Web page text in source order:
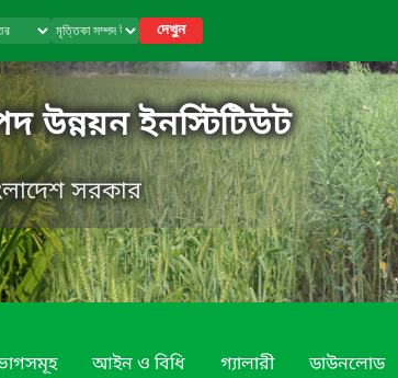
দেখুন
উন্নয়ন ইনস্টিটিউট
সরকার
আইন ও বিধি গ্যালারী ডাউনলোড